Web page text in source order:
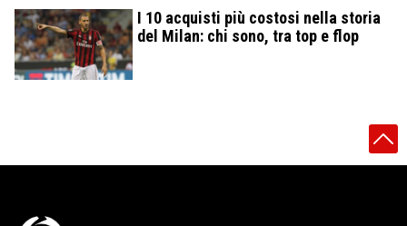
I 10 acquisti più costosi nella storia
del Milan: chi sono, tra top e flop